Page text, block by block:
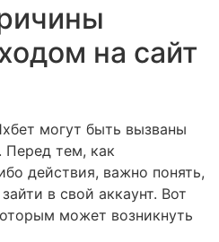
на сайт
могут быть вызваны
тем, как
действия, важно понять,
в свой аккаунт. Вот
может возникнуть